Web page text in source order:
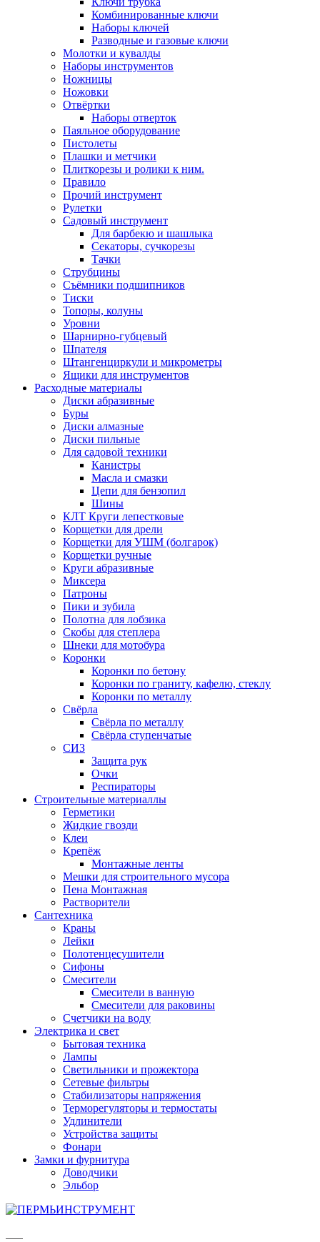
Комбинированные ключи
Наборы ключей
Разводные и газовые ключи
Молотки и кувалды
Наборы инструментов
Ножницы
Ножовки
Отвёртки
Наборы отверток
Паяльное оборудование
Пистолеты
Плашки и метчики
Плиткорезы и ролики к ним.
Правило
Прочий инструмент
Рулетки
Садовый инструмент
Для барбекю и шашлыка
Секаторы, сучкорезы
Тачки
Струбцины
Съёмники подшипников
Тиски
Топоры, колуны
Уровни
Шарнирно-губцевый
Шпателя
Штангенциркули и микрометры
Ящики для инструментов
Расходные материалы
Диски абразивные
Буры
Диски алмазные
Диски пильные
Для садовой техники
Канистры
Масла и смазки
Цепи для бензопил
Шины
КЛТ Круги лепестковые
Корщетки для дрели
Корщетки для УШМ (болгарок)
Корщетки ручные
Круги абразивные
Миксера
Патроны
Пики и зубила
Полотна для лобзика
Скобы для степлера
Шнеки для мотобура
Коронки
Коронки по бетону
Коронки по граниту, кафелю, стеклу
Коронки по металлу
Свёрла
Свёрла по металлу
Свёрла ступенчатые
СИЗ
Защита рук
Очки
Респираторы
Строительные материаллы
Герметики
Жидкие гвозди
Клеи
Крепёж
Монтажные ленты
Мешки для строительного мусора
Пена Монтажная
Растворители
Сантехника
Краны
Лейки
Полотенцесушители
Сифоны
Смесители
Смесители в ванную
Смесители для раковины
Счетчики на воду
Электрика и свет
Бытовая техника
Лампы
Светильники и прожектора
Сетевые фильтры
Стабилизаторы напряжения
Терморегуляторы и термостаты
Удлинители
Устройства защиты
Фонари
Замки и фурнитура
Доводчики
Эльбор